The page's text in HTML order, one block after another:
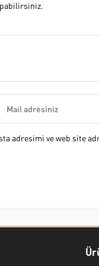
adresimi ve web site